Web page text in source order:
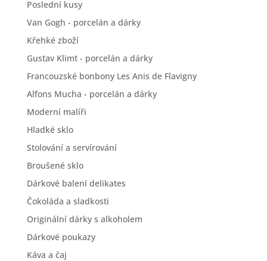
Poslední kusy
Van Gogh - porcelán a dárky
Křehké zboží
Gustav Klimt - porcelán a dárky
Francouzské bonbony Les Anis de Flavigny
Alfons Mucha - porcelán a dárky
Moderní malíři
Hladké sklo
Stolování a servírování
Broušené sklo
Dárkové balení delikates
Čokoláda a sladkosti
Originální dárky s alkoholem
Dárkové poukazy
Káva a čaj